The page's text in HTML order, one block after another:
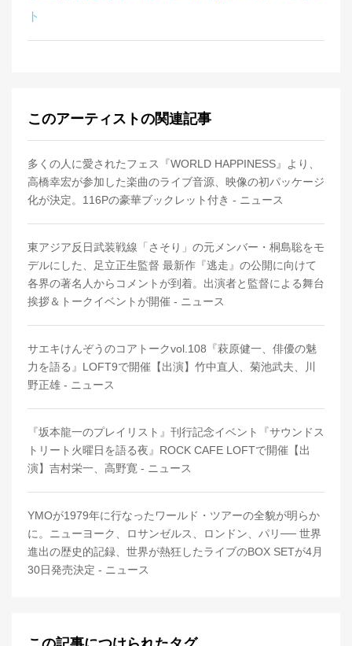
ト
このアーティストの関連記事
多くの人に愛されたフェス『WORLD HAPPINESS』より、
高橋幸宏が参加した楽曲のライブ音源、映像の初パッケージ
化が決定。116Pの豪華ブックレット付き - ニュース
東アジア反日武装戦線「さそり」の元メンバー・桐島聡をモ
デルにした、足立正生監督 最新作『逃走』の公開に向けて
各界の著名人からコメントが到着。出演者と監督による舞台
挨拶＆トークイベントが開催 - ニュース
サエキけんぞうのコアトークvol.108『萩原健一、俳優の魅
力を語る』LOFT9で開催【出演】竹中直人、菊池武夫、川
野正雄 - ニュース
『坂本龍一のプレイリスト』刊行記念イベント『サウンドス
トリート火曜日を語る夜』ROCK CAFE LOFTで開催【出
演】吉村栄一、高野寛 - ニュース
YMOが1979年に行なったワールド・ツアーの全貌が明らか
に。ニューヨーク、ロサンゼルス、ロンドン、パリ── 世界
進出の歴史的記録、世界が熱狂したライブのBOX SETが4月
30日発売決定 - ニュース